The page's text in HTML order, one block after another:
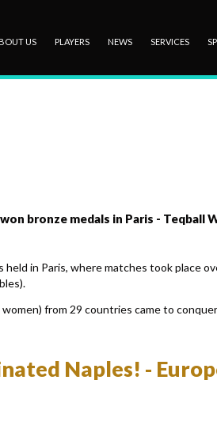
US PLAYERS NEWS SERVICES
bronze medals in Paris - Teqball
in Paris, where matches took place
from 29 countries came to
Naples! -